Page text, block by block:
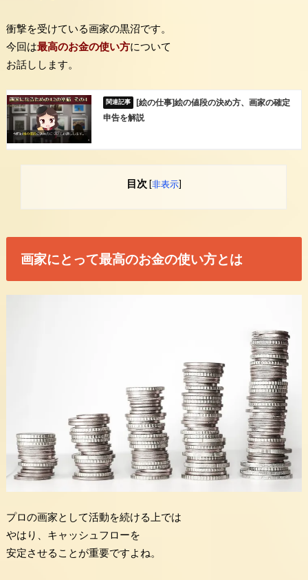
衝撃を受けている画家の黒沼です。
今回は最高のお金の使い方について
お話しします。
[絵の仕事]絵の値段の決め方、画家の確定
申告を解説
目次 [非表示]
画家にとって最高のお金の使い方とは
プロの画家として活動を続ける上では
やはり、キャッシュフローを
安定させることが重要ですよね。